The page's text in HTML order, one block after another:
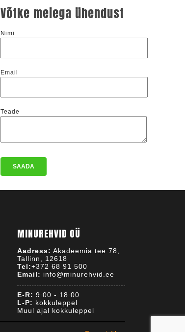
Võtke meiega ühendust
Nimi
Email
Teade
MINUREHVID OÜ
Aadress: Akadeemia tee 78,
Tallinn, 12618
Tel:+372 68 91 500
Email: info@minurehvid.ee
E-R: 9:00 - 18:00
L-P: kokkuleppel
Muul ajal kokkuleppel